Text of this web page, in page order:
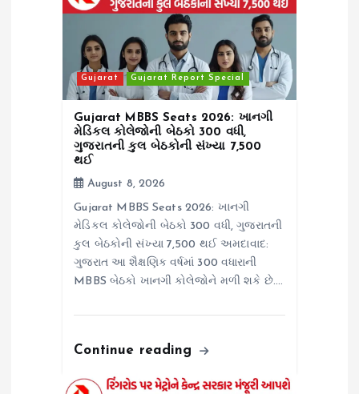
Gujarat Gujarat Report Special
Gujarat MBBS Seats 2026: ખાનગી
મેડિકલ કોલેજોની બેઠકો 300 વધી,
ગુજરાતની કુલ બેઠકોની સંખ્યા 7,500
થઈ
August 8, 2026
Gujarat MBBS Seats 2026: ખાનગી
મેડિકલ કોલેજોની બેઠકો 300 વધી, ગુજરાતની
કુલ બેઠકોની સંખ્યા 7,500 થઈ અમદાવાદ:
ગુજરાત આ શૈક્ષણિક વર્ષમાં 300 વધારાની
MBBS બેઠકો ખાનગી કોલેજોને મળી શકે છે.…
Continue reading